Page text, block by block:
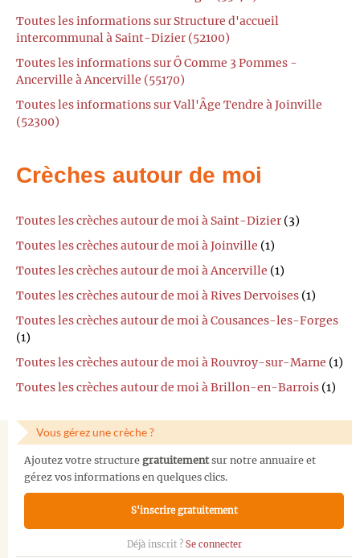
Toutes les informations sur Structure d'accueil
intercommunal à Saint-Dizier (52100)
Toutes les informations sur Ô Comme 3 Pommes -
Ancerville à Ancerville (55170)
Toutes les informations sur Vall'Âge Tendre à Joinville
(52300)
Crèches autour de moi
Toutes les crèches autour de moi à Saint-Dizier (3)
Toutes les crèches autour de moi à Joinville (1)
Toutes les crèches autour de moi à Ancerville (1)
Toutes les crèches autour de moi à Rives Dervoises (1)
Toutes les crèches autour de moi à Cousances-les-Forges
(1)
Toutes les crèches autour de moi à Rouvroy-sur-Marne (1)
Toutes les crèches autour de moi à Brillon-en-Barrois (1)
Vous gérez une crèche ?
Ajoutez votre structure gratuitementsur notre annuaire et
gérez vos informations en quelques clics.
S'inscrire gratuitement
Déjà inscrit ? Se connecter